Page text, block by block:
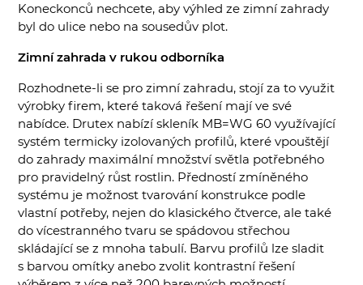
Koneckonců nechcete, aby výhled ze zimní zahrady
byl do ulice nebo na sousedův plot.
Zimní zahrada v rukou odborníka
Rozhodnete-li se pro zimní zahradu, stojí za to využit
výrobky firem, které taková řešení mají ve své
nabídce. Drutex nabízí skleník MB=WG 60 využívající
systém termicky izolovaných profilů, které vpouštějí
do zahrady maximální množství světla potřebného
pro pravidelný růst rostlin. Předností zmíněného
systému je možnost tvarování konstrukce podle
vlastní potřeby, nejen do klasického čtverce, ale také
do vícestranného tvaru se spádovou střechou
skládající se z mnoha tabulí. Barvu profilů lze sladit
s barvou omítky anebo zvolit kontrastní řešení